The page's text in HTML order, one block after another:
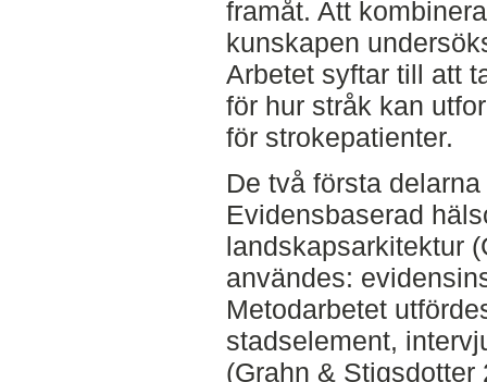
framåt. Att
kunskapen
Arbetet syftar till att
för hur stråk kan
för strokepatienter.
De två första
Evidensbaserad
landskapsarkitektur
användes:
Metodarbetet
stadselement,
(Grahn & Stigsdotter